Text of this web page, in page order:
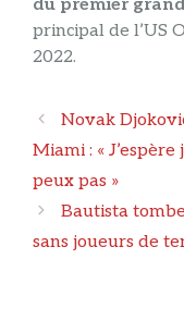
du premier grand
principal de l’US
2022.
Navigation
des
Novak
Miami : «
peux pas »
Bautista
sans joueurs de